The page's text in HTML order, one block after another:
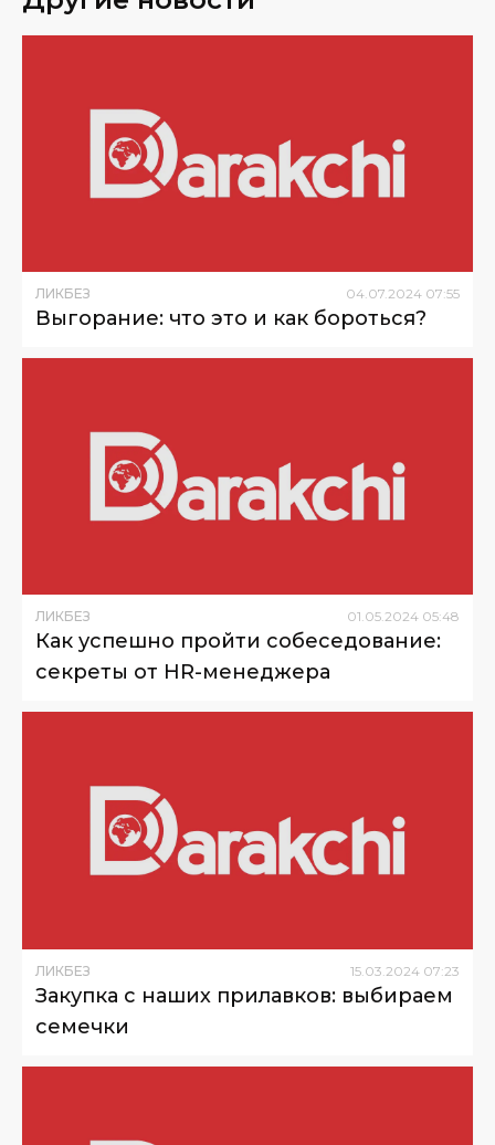
ЛИКБЕЗ 04.07.2024 07:55
Выгорание: что это и как бороться?
ЛИКБЕЗ 01.05.2024 05:48
Как успешно пройти собеседование:
секреты от HR-менеджера
ЛИКБЕЗ 15 03 2024 07:23
Закупка с наших прилавков: выбираем
семечки